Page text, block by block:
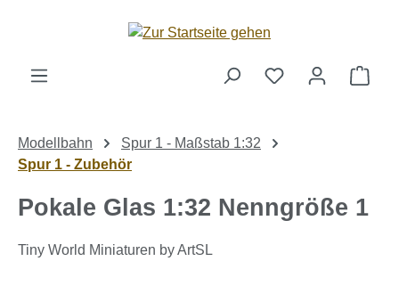
Zum Hauptinhalt springen
Modellbahn
Spur 1 - Maßstab 1:32
Spur 1 - Zubehör
Pokale Glas 1:32 Nenngröße 1
Tiny World Miniaturen by ArtSL